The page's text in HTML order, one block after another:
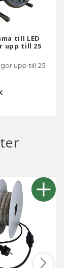
till LED
upp till 25
upp till 25